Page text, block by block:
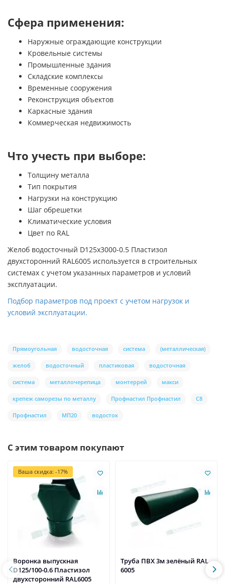
Сфера применения:
Наружные ограждающие конструкции
Кровельные системы
Промышленные здания
Складские комплексы
Временные сооружения
Реконструкция объектов
Каркасные здания
Коммерческая недвижимость
Что учесть при выборе:
Толщину металла
Тип покрытия
Нагрузки на конструкцию
Шаг обрешетки
Климатические условия
Цвет по RAL
Желоб водосточный D125х3000-0.5 Пластизол
двухсторонний RAL6005 используется в строительных
системах с учетом указанных параметров и условий
эксплуатации.
Подбор параметров под проект с учетом нагрузок и
условий эксплуатации.
Прямоугольная водосточная система (металлическая)
желоб водосточный пластиковая водосточная
система металлочерепица монтеррей макси
крепеж саморезы по металлу Профнастил Профнастил С8
Профнастил МП20 водосток
С этим товаром покупают
Ваша скидка: -17%
Воронка выпускная
D125/100-0.6 Пластизол
двухсторонний RAL6005
Труба ПВХ 3м зелёный RAL
6005